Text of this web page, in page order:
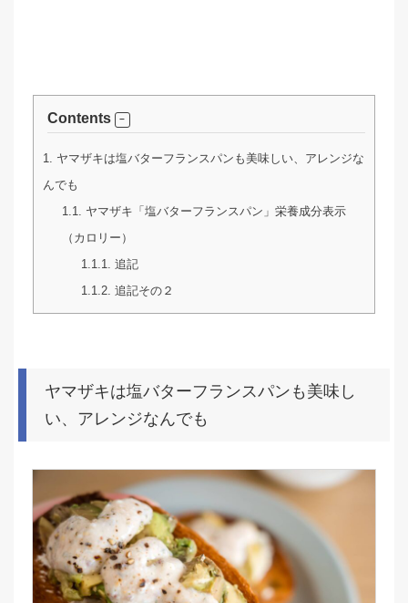
Contents
1. ヤマザキは塩バターフランスパンも美味しい、アレンジな
んでも
1.1. ヤマザキ「塩バターフランスパン」栄養成分表示
（カロリー）
1.1.1. 追記
1.1.2. 追記その２
ヤマザキは塩バターフランスパンも美味し
い、アレンジなんでも